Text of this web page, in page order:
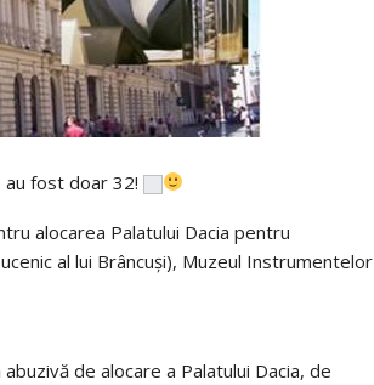
fost doar 32!
alocarea Palatului Dacia pentru
ucenic al lui Brâncuși), Muzeul Instrumentelor
abuzivă de alocare a Palatului Dacia, de